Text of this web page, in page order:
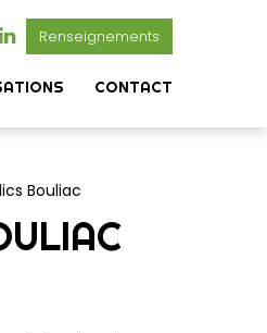
Renseignements
CONTACT
Bouliac